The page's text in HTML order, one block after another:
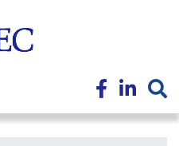
към
основното